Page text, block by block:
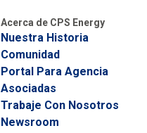
Acerca de CPS Energy
Nuestra Historia
Comunidad
Portal Para Agencia
Asociadas
Trabaje Con Nosotros
Newsroom